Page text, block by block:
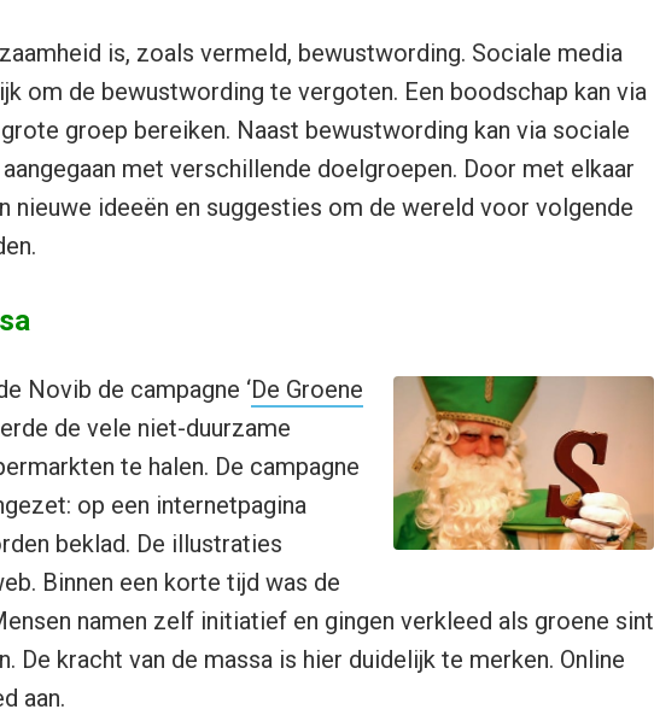
is, zoals vermeld, bewustwording. Sociale media
om de bewustwording te vergoten. Een boodschap kan via
groep bereiken. Naast bewustwording kan via sociale
met verschillende doelgroepen. Door met elkaar
nieuwe ideeën en suggesties om de wereld voor volgende
Novib de campagne ‘De Groene
de vele niet-duurzame
te halen. De campagne
op een internetpagina
beklad. De illustraties
Binnen een korte tijd was de
namen zelf initiatief en gingen verkleed als groene sint
De kracht van de massa is hier duidelijk te merken. Online
aan.